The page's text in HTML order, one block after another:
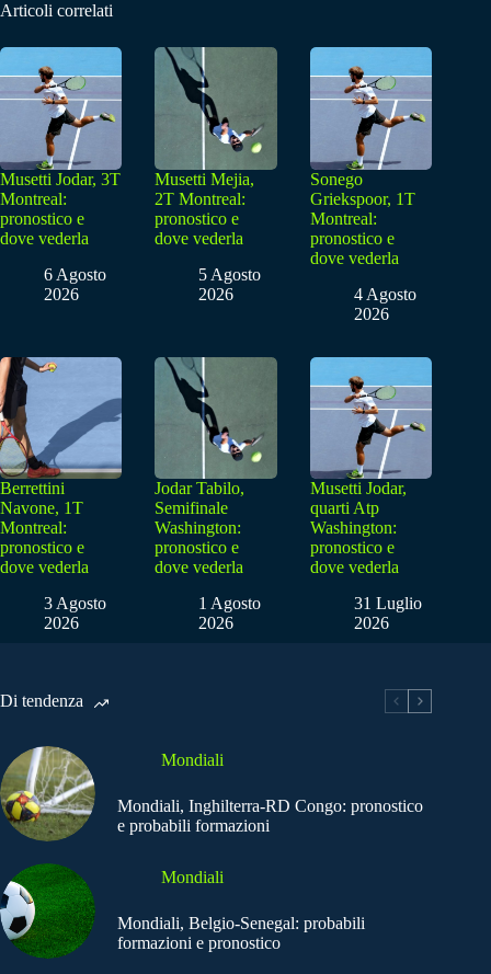
Articoli correlati
Musetti Jodar, 3T
Montreal:
pronostico e
dove vederla
6 Agosto
2026
Musetti Mejia,
2T Montreal:
pronostico e
dove vederla
5 Agosto
2026
Sonego
Griekspoor, 1T
Montreal:
pronostico e
dove vederla
4 Agosto
2026
Berrettini
Navone, 1T
Montreal:
pronostico e
dove vederla
3 Agosto
2026
Jodar Tabilo,
Semifinale
Washington:
pronostico e
dove vederla
1 Agosto
2026
Musetti Jodar,
quarti Atp
Washington:
pronostico e
dove vederla
31 Luglio
2026
Di tendenza
Mondiali
Mondiali, Inghilterra-RD Congo: pronostico
e probabili formazioni
Mondiali
Mondiali, Belgio-Senegal: probabili
formazioni e pronostico